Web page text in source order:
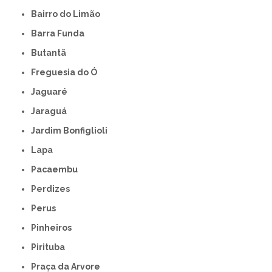
Bairro do Limão
Barra Funda
Butantã
Freguesia do Ó
Jaguaré
Jaraguá
Jardim Bonfiglioli
Lapa
Pacaembu
Perdizes
Perus
Pinheiros
Pirituba
Praça da Arvore